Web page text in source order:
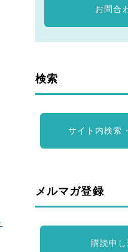
お問合
検索
サイト内検索
メルマガ登録
購読申し